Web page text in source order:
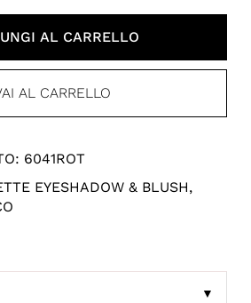
AL CARRELLO
AL CARRELLO
6041ROT
EYESHADOW & BLUSH,
▼